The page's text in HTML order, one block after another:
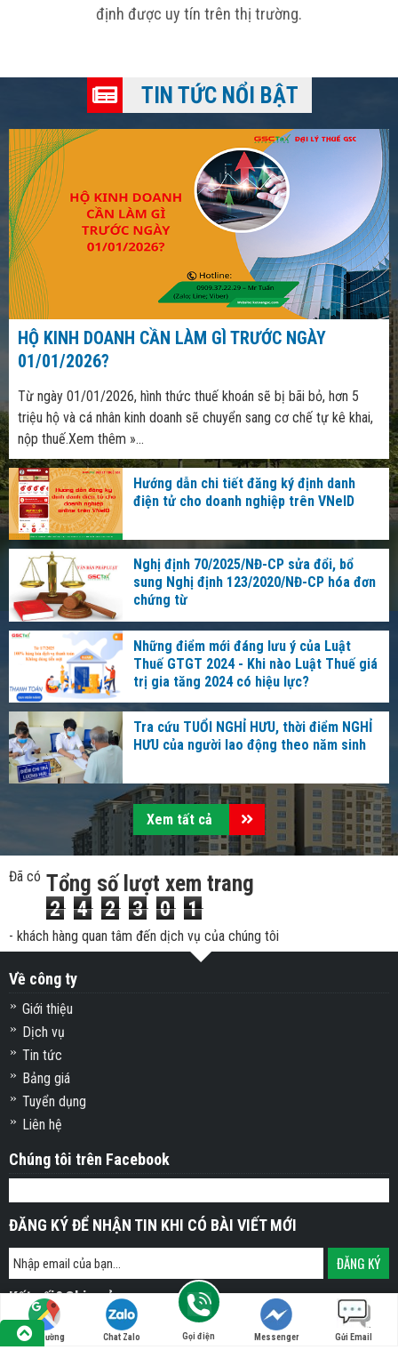
Tìm đường Chat Zalo Gọi điện Messenger Gửi Email
Với hơn 15 năm kinh nghiệm về nghành công nghiệp thu
công chúng.
TIN TỨC NỔI BẬT
HỘ KINH DOANH CẦN LÀM GÌ TRƯỚC NGÀY
01/01/2026?
Từ ngày 01/01/2026, hình thức thuế khoán sẽ bị bãi bỏ, hơn 5
triệu hộ và cá nhân kinh doanh sẽ chuyển sang cơ chế tự kê khai,
nộp thuế.Xem thêm »...
Hướng dẫn chi tiết đăng ký định danh
điện tử cho doanh nghiệp trên VNeID
Nghị định 70/2025/NĐ-CP sửa đổi, bổ
sung Nghị định 123/2020/NĐ-CP hóa đơn
chứng từ
Những điểm mới đáng lưu ý của Luật
Thuế GTGT 2024 - Khi nào Luật Thuế giá
trị gia tăng 2024 có hiệu lực?
Tra cứu TUỔI NGHỈ HƯU, thời điểm NGHỈ
HƯU của người lao động theo năm sinh
Xem tất cả
Đã có Tổng số lượt xem trang
2 4 2 3 0 1
- khách hàng quan tâm đến dịch vụ của chúng tôi
Về công ty
Giới thiệu
Dịch vụ
Tin tức
Bảng giá
Tuyển dụng
Liên hệ
Chúng tôi trên Facebook
ĐĂNG KÝ ĐỂ NHẬN TIN KHI CÓ BÀI VIẾT MỚI
Kết nối&Chia sẻ: